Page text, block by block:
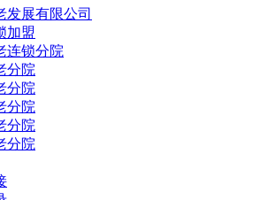
发展有限公司
加盟
连锁分院
分院
分院
分院
分院
分院